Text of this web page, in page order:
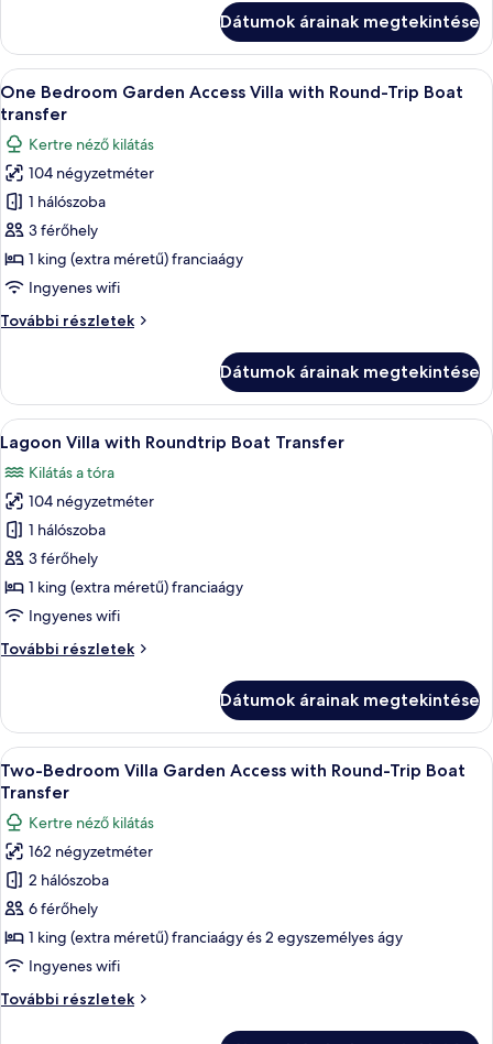
with
Round-
Trip
Boat
Transfer
Access
with
Round-
Trip
Transfer
további
részletei
Dátumok árainak megtekintése
A
következő
szoba
összes
képének
megtekintése:
One
Bedroom
Garden
Villa
Trip
Boat
transfer
Egy modern villa, melynek
9
One Bedroom Garden Access Villa with Round-Trip Boat
transfer
Kertre néző kilátás
104 négyzetméter
1 hálószoba
3 férőhely
1 king (extra méretű) franciaágy
Ingyenes wifi
További részletek
One
Villa
with
Round-
Trip
Boat
transfer
további
részletei
Dátumok árainak megtekintése
A
következő
szoba
összes
képének
megtekintése:
Lagoon
Villa
Roundtrip
Egy modern, üvegfalakkal ellátott
10
Lagoon Villa with Roundtrip Boat Transfer
Kilátás a tóra
104 négyzetméter
1 hálószoba
3 férőhely
1 king (extra méretű) franciaágy
Ingyenes wifi
További részletek
Lagoon
Boat
Transfer
további
részletei
Dátumok árainak megtekintése
A
következő
szoba
összes
képének
megtekintése:
Two-
Bedroom
Villa
Access
Egy modern hálószoba, amelyben
6
Two-Bedroom Villa Garden Access with Round-Trip Boat
Transfer
Kertre néző kilátás
162 négyzetméter
2 hálószoba
6 férőhely
1 king (extra méretű) franciaágy és 2 egyszemélyes ágy
Ingyenes wifi
További részletek
Two-